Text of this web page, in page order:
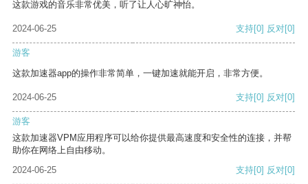
这款游戏的音乐非常优美，听了让人心旷神怡。
2024-06-25 支持[0] 反对[0]
游客
这款加速器app的操作非常简单，一键加速就能开启，非常方便。
2024-06-25 支持[0] 反对[0]
游客
这款加速器VPM应用程序可以给你提供最高速度和安全性的连接，并帮
助你在网络上自由移动。
2024-06-25
支持[0] 反对[0]